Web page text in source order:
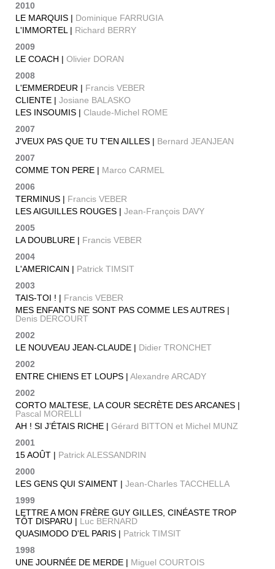
2010
LE MARQUIS | Dominique FARRUGIA
L'IMMORTEL | Richard BERRY
2009
LE COACH | Olivier DORAN
2008
L'EMMERDEUR | Francis VEBER
CLIENTE | Josiane BALASKO
LES INSOUMIS | Claude-Michel ROME
2007
J'VEUX PAS QUE TU T'EN AILLES | Bernard JEANJEAN
2007
COMME TON PERE | Marco CARMEL
2006
TERMINUS | Francis VEBER
LES AIGUILLES ROUGES | Jean-François DAVY
2005
LA DOUBLURE | Francis VEBER
2004
L'AMERICAIN | Patrick TIMSIT
2003
TAIS-TOI ! | Francis VEBER
MES ENFANTS NE SONT PAS COMME LES AUTRES |
Denis DERCOURT
2002
LE NOUVEAU JEAN-CLAUDE | Didier TRONCHET
2002
ENTRE CHIENS ET LOUPS | Alexandre ARCADY
2002
CORTO MALTESE, LA COUR SECRÈTE DES ARCANES |
Pascal MORELLI
AH ! SI J’ÉTAIS RICHE | Gérard BITTON et Michel MUNZ
2001
15 AOÛT | Patrick ALESSANDRIN
2000
LES GENS QUI S'AIMENT | Jean-Charles TACCHELLA
1999
LETTRE A MON FRÈRE GUY GILLES, CINÉASTE TROP
TÔT DISPARU | Luc BERNARD
QUASIMODO D'EL PARIS | Patrick TIMSIT
1998
UNE JOURNÉE DE MERDE | Miguel COURTOIS